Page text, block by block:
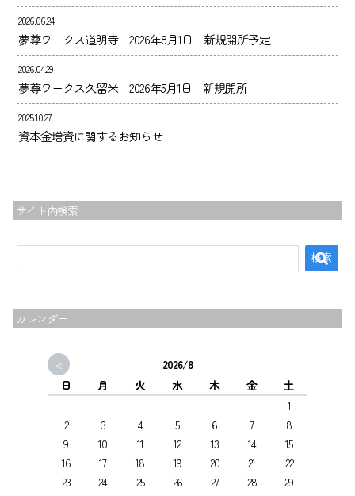
2026.06.24
夢尊ワークス道明寺 2026年8月1日 新規開所予定
2026.04.29
夢尊ワークス久留米 2026年5月1日 新規開所
2025.10.27
資本金増資に関するお知らせ
サイト内検索
カレンダー
<
2026/8
日
月 火 水 木 金
土
1
2
3 4 5 6 7
8
9
10 11 12 13 14
15
16
17 18 19 20 21
22
23
24 25 26 27 28
29